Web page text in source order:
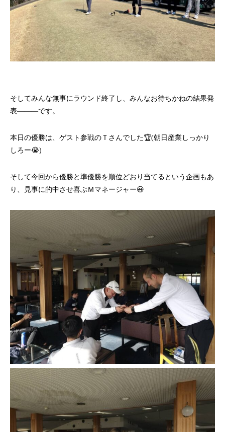
そしてみんな無事にラウンド終了し、みんなお待ちかねの結果発
表―――です。
本日の優勝は、ゲスト参戦のＴさんでした🏆(朝日産業しっかり
しろー😭)
そして今回から優勝と準優勝を順位どおり当てるという企画もあ
り、見事に的中させ喜ぶＭマネージャー😃